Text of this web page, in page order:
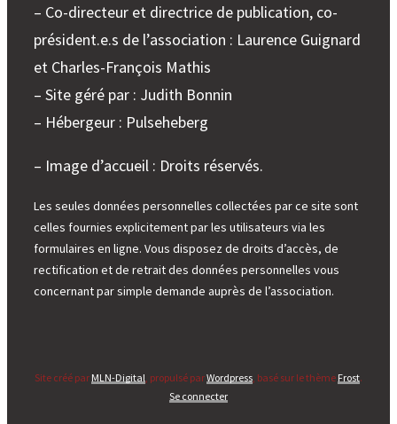
– Co-directeur et directrice de publication, co-
président.e.s de l’association : Laurence Guignard
et Charles-François Mathis
– Site géré par : Judith Bonnin
– Hébergeur : Pulseheberg
– Image d’accueil : Droits réservés.
Les seules données personnelles collectées par ce site sont
celles fournies explicitement par les utilisateurs via les
formulaires en ligne. Vous disposez de droits d’accès, de
rectification et de retrait des données personnelles vous
concernant par simple demande auprès de l’association.
Site créé par MLN-Digital , propulsé parWordpress , basé sur le thème Frost.
Se connecter